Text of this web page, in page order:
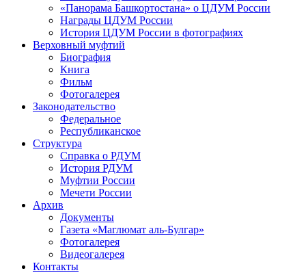
«Панорама Башкортостана» о ЦДУМ России
Награды ЦДУМ России
История ЦДУМ России в фотографиях
Верховный муфтий
Биография
Книга
Фильм
Фотогалерея
Законодательство
Федеральное
Республиканское
Структура
Справка о РДУМ
История РДУМ
Муфтии России
Мечети России
Архив
Документы
Газета «Маглюмат аль-Булгар»
Фотогалерея
Видеогалерея
Контакты